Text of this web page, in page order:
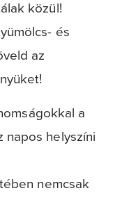
közül!
és
az
a
napos helyszíni
nemcsak